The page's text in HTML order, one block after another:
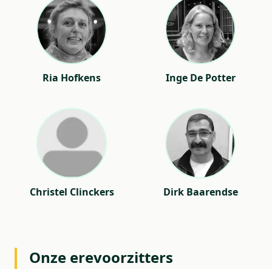
Ria Hofkens Inge De Potter
Christel Clinckers Dirk Baarendse
Onze erevoorzitters